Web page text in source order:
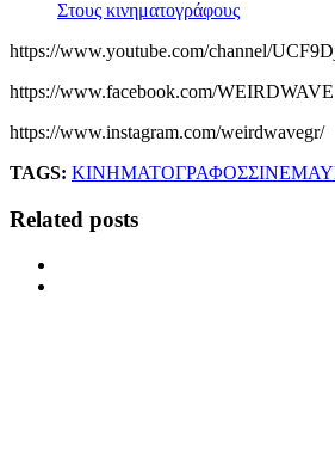
Στους κινηματογράφους
https://www.youtube.com/channel/
https://www.facebook.com/
https://www.instagram.com/weirdwavegr/
TAGS: ΚΙΝΗΜΑΤΟΓΡΑΦΟΣΣΙΝΕΜΑ
Related posts